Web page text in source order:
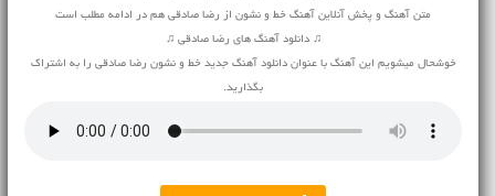
متن آهنگ و پخش آنلاین آهنگ خط و نشون از رضا صادقی هم در ادامه مطلب است
♫ دانلود آهنگ های رضا صادقی ♫
خوشحال میشویم این آهنگ با عنوان دانلود آهنگ جدید خط و نشون رضا صادقی را به اشتراک
بگذارید.